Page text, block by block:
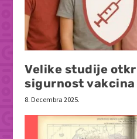
Velike studije
sigurnost
8. Decembra 2025.